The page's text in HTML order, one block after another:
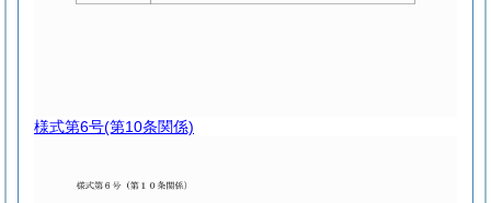
様式第6号(第10条関係)